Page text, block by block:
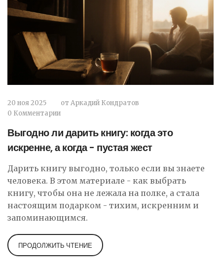
20 ноя 2025 от Аркадий Кондратов
0 Комментарии
Выгодно ли дарить книгу: когда это
искренне, а когда - пустая жест
Дарить книгу выгодно, только если вы знаете
человека. В этом материале - как выбрать
книгу, чтобы она не лежала на полке, а стала
настоящим подарком - тихим, искренним и
запоминающимся.
ПРОДОЛЖИТЬ ЧТЕНИЕ